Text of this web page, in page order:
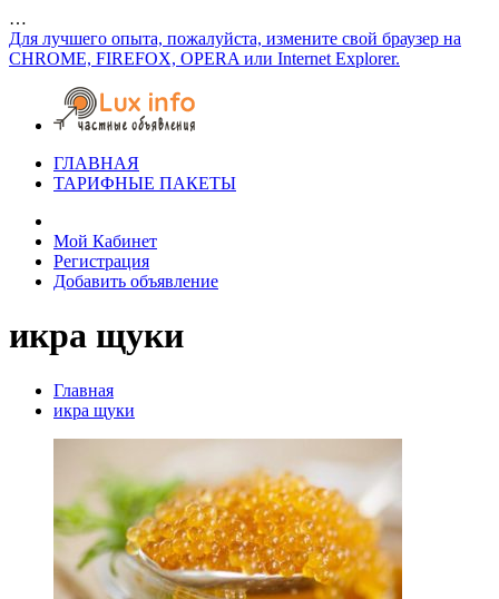
…
Для лучшего опыта, пожалуйста, измените свой браузер на
CHROME, FIREFOX, OPERA или Internet Explorer.
ГЛАВНАЯ
ТАРИФНЫЕ ПАКЕТЫ
Мой Кабинет
Регистрация
Добавить объявление
икра щуки
Главная
икра щуки